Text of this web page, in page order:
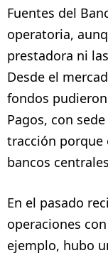
Fuentes del
operatoria,
prestadora ni
Desde el
fondos
Pagos, con
tracción porque
bancos
En el pasado
operaciones
ejemplo, hubo